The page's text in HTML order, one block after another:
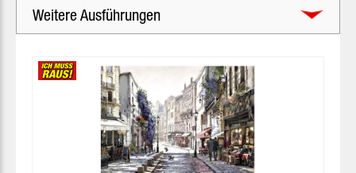
Weitere Ausführungen